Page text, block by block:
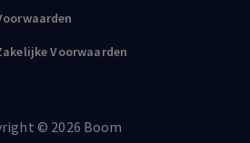
Voorwaarden
©️ 2026 Boom